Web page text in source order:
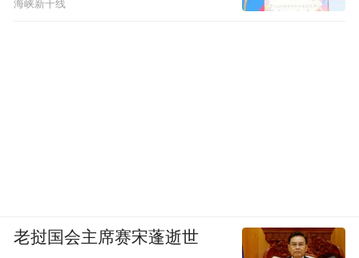
海峡新干线
老挝国会主席赛宋蓬逝世